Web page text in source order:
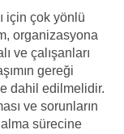
için çok yönlü
organizasyona
ve çalışanları
gereği
dahil edilmelidir.
ve sorunların
sürecine